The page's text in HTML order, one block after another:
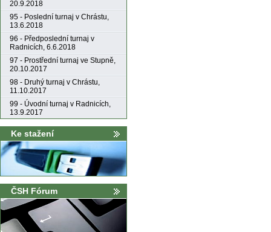
20.9.2018
95 - Poslední turnaj v Chrástu,
13.6.2018
96 - Předposlední turnaj v
Radnicích, 6.6.2018
97 - Prostřední turnaj ve Stupně,
20.10.2017
98 - Druhý turnaj v Chrástu,
11.10.2017
99 - Úvodní turnaj v Radnicích,
13.9.2017
Ke stažení
ČSH Fórum